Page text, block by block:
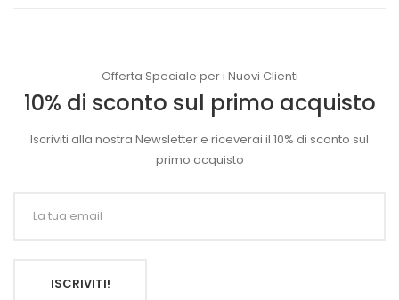
Offerta Speciale per i Nuovi Clienti
10% di sconto sul primo acquisto
Iscriviti alla nostra Newsletter e riceverai il 10% di sconto sul
primo acquisto
ISCRIVITI!